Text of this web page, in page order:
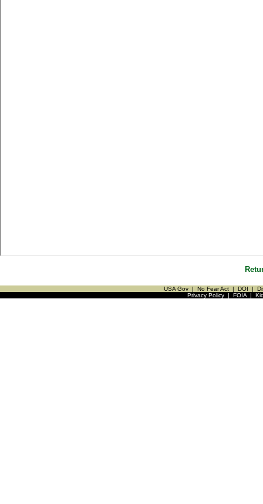
USA Gov | No Fear Act | DOI |
Privacy Policy| FOIA|